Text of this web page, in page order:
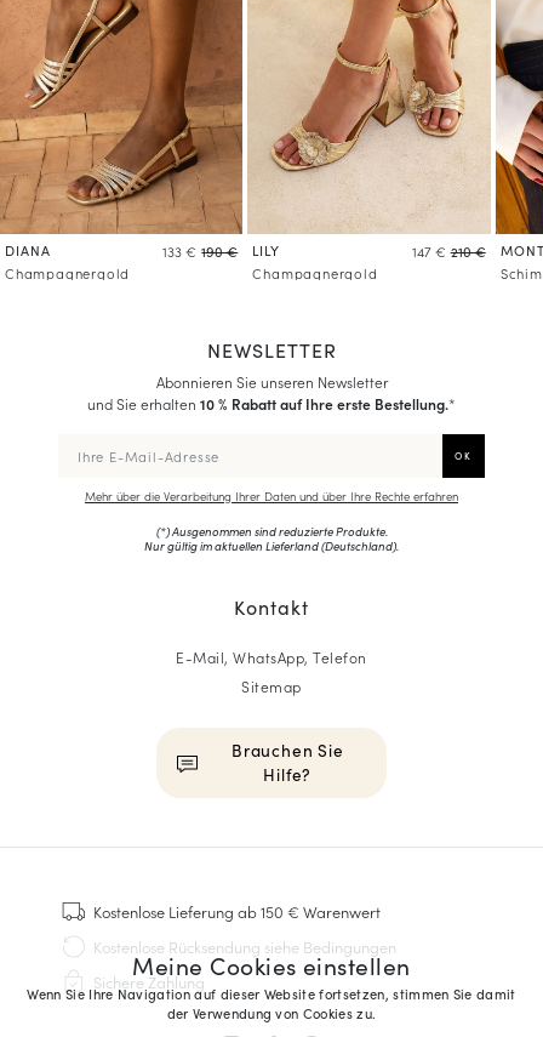
DIANA 133 € 190 €
Champagnergold
LILY 147 € 210 €
Champagnergold
Meine Cookies einstellen
Wenn Sie Ihre Navigation auf dieser Website fortsetzen, stimmen Sie damit
der Verwendung von Cookies zu.
NEWSLETTER
Abonnieren Sie unseren Newsletter
und Sie erhalten 10 % Rabatt auf Ihre erste Bestellung.*
Mehr über die Verarbeitung Ihrer Daten und über Ihre Rechte erfahren
(*) Ausgenommen sind reduzierte Produkte.
Nur gültig im aktuellen Lieferland (Deutschland).
Kontakt
E-Mail, WhatsApp, Telefon
Sitemap
Brauchen Sie
Hilfe?
Sneakers
Goodyear genäht
Derbys & Richelieu
Richelieu-Herrenschuhe
Kostenlose Lieferung ab 150 € Warenwert
Kostenlose Rücksendung siehe Bedingungen
Sichere Zahlung